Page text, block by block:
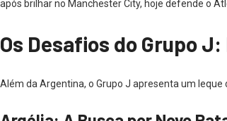
após brilhar no Manchester City, hoje defende o
Os Desafios do Grupo
Além da Argentina, o Grupo J apresenta um